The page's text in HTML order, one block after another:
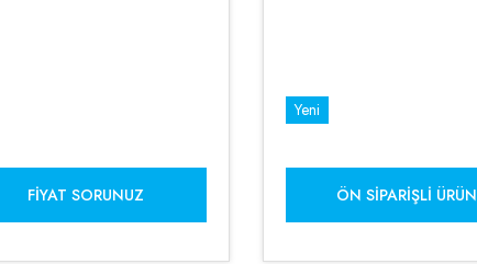
FIYAT SORUNUZ
Yeni
ÖN SIPARIŞLI ÜRÜN